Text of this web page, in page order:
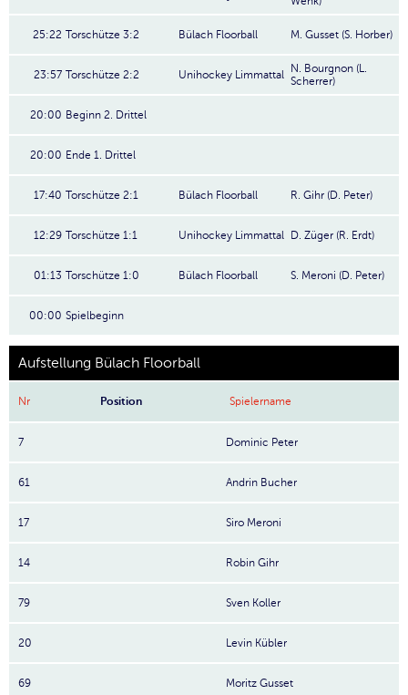
25:22 Torschütze 3:2 Bülach Floorball M. Gusset (S. Horber)
23:57 Torschütze 2:2 Unihockey Limmattal
N. Bourgnon (L.
Scherrer)
20:00 Beginn 2. Drittel
20:00 Ende 1. Drittel
17:40 Torschütze 2:1 Bülach Floorball R. Gihr (D. Peter)
12:29 Torschütze 1:1 Unihockey Limmattal D. Züger (R. Erdt)
01:13 Torschütze 1:0 Bülach Floorball S. Meroni (D. Peter)
00:00 Spielbeginn
Aufstellung Bülach Floorball
Nr Position Spielername
7 Dominic Peter
61 Andrin Bucher
17 Siro Meroni
14 Robin Gihr
79 Sven Koller
20 Levin Kübler
69 Moritz Gusset